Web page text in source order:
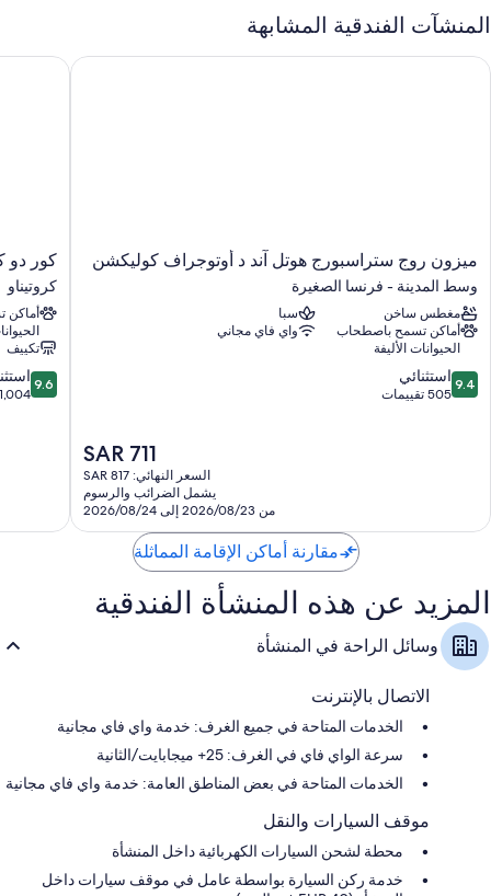
المنشآت الفندقية المشابهة
ميزون
روج
ستراسبورج
هوتل
آند
أوتوجراف
كوليكشن
ميزون روج ستراسبورج هوتل آند د أوتوجراف كوليكشن
وسط المدينة - فرنسا الصغيرة
مغطس ساخن
سبا
أماكن تسمح باصطحاب
الحيوانات الأليفة
واي فاي مجاني
9.4
من
9.4 استثنائي
505 تقييمات
السعر
الحالي
هو
SAR
711
SAR 711
السعر النهائي: SAR 817
يشمل الضرائب والرسوم
من 2026/08/23 إلى 2026/08/24
ميزون روج ستراسبورج هوتل آند د أوتوجراف كوليكشن
كور
دو
كوربيو
هوتل
-
إم
جاليري
كور دو
كروتيناو
تكييف
9.6
من
9.6
1,004 تقييمات
كور دو
مقارنة أماكن الإقامة المماثلة
المزيد عن هذه المنشأة الفندقية
وسائل الراحة في المنشأة
الاتصال بالإنترنت
الخدمات المتاحة في جميع الغرف: خدمة واي فاي مجانية
سرعة الواي فاي في الغرف: 25+ ميجابايت/الثانية
الخدمات المتاحة في بعض المناطق العامة: خدمة واي فاي مجانية
موقف السيارات والنقل
محطة لشحن السيارات الكهربائية داخل المنشأة
خدمة ركن السيارة بواسطة عامل في موقف سيارات داخل